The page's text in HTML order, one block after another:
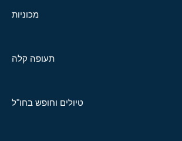
מכוניות
תעופה קלה
טיולים וחופש בחו"ל